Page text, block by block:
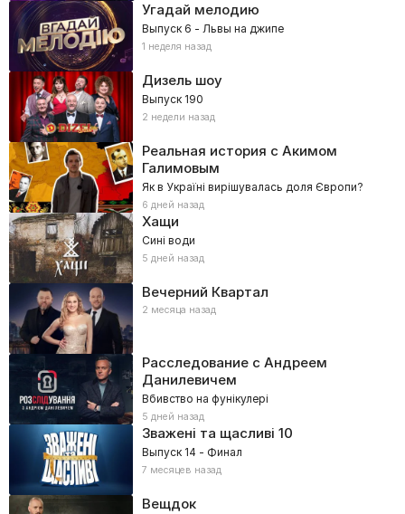
Угадай мелодию
Выпуск 6 - Львы на джипе
1 неделя назад
Дизель шоу
Выпуск 190
2 недели назад
Реальная история с Акимом
Галимовым
Як в Україні вирішувалась доля Європи?
6 дней назад
Хащи
Сині води
5 дней назад
Вечерний Квартал
2 месяца назад
Расследование с Андреем
Данилевичем
Вбивство на фунікулері
5 дней назад
Зважені та щасливі 10
Выпуск 14 - Финал
7 месяцев назад
Вещдок